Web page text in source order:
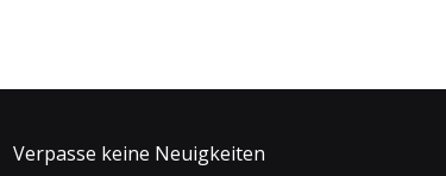
Verpasse keine Neuigkeiten